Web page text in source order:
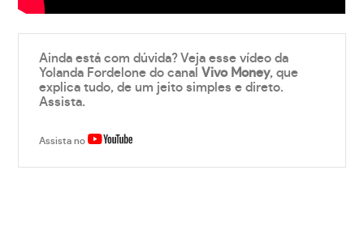
Ainda está com dúvida? Veja esse vídeo da
Yolanda Fordelone do canalVivo Money, que
explica tudo, de um jeito simples e direto.
Assista.
Assista no